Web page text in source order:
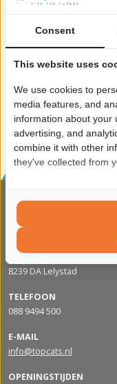
Lengte [mm]:
Emissienorm:
Conform EG/ECE:
roetfilters
CONTACTGEGVENS
Apolloweg 88
8239 DA Lelystad
TELEFOON
088 9494 500
E-MAIL
info@topcats.nl
OPENINGSTIJDEN
Consent
This website uses
We use cookies to
media features, and
information about your
advertising, and
combine it with other
they've collected from